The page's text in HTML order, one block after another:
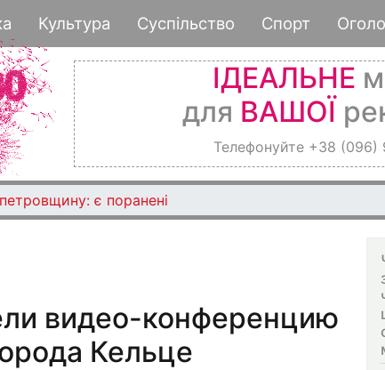
к
основному
Культура Суспільство Спорт
ІДЕАЛЬНЕ
для ВАШОЇ
Телефонуйте +38 (096)
є поранені
видео-конференцию
Кельце